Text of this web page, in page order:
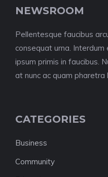
NEWSROOM
Pellentesque faucibus
consequat urna.
ipsum primis in faucibus.
at nunc ac quam
CATEGORIES
Business
Community